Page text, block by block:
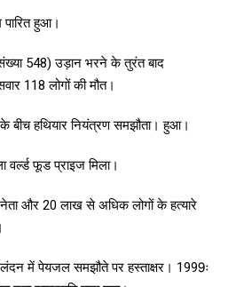
पारित हुआ।
548) उड़ान भरने के तुरंत बाद
118 लोगों की मौत।
बीच हथियार नियंत्रण समझौता। हुआ।
वर्ल्ड फूड प्राइज मिला।
और 20 लाख से अधिक लोगों के हत्यारे
लंदन में पेयजल समझौते पर हस्ताक्षर। 1999ः